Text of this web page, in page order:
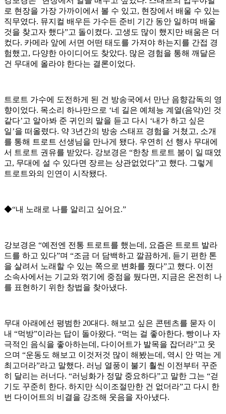
로 현장을 가장 가까이에서 볼 수 있고, 현장에서 배울 수 있는
직무였다. 뮤지컬 배우든 가수든 준비 기간 동안 일하며 배울
것을 찾고자 했다”고 돌이켰다. 고생도 많이 했지만 배움은 더
컸다. 카메라 앞에 서면 어떤 태도를 가져야 하는지를 간접 경
험했고, 다양한 아이디어도 찾았다. 많은 경험을 통해 깨달은
건 무대에 올라야 한다는 결론이었다.
트로트 가수에 도전하게 된 건 방송국에서 만난 음향감독의 영
향이었다. 목소리 하나만으로 ‘네 길은 예체능 계열(음악)인 것
같다’고 알아봐 준 귀인의 말을 듣고 다시 ‘내가 하고 싶은
일’을 떠올렸다. 약 3년간의 방송 스태프 경험을 거쳤고, 소개
를 통해 트로트 선생님을 만나게 됐다. 우연히 선 행사 무대에
서 트로트 권유를 받았다. 강보경은 “한창 트로트 붐이 일 때였
고, 무대에 설 수 있다면 장르는 상관없었다”고 했다. 그렇게
트로트와의 인연이 시작됐다.
◆“내 노래로 나를 알리고 싶어요.”
강보경은 “예전엔 전통 트로트를 했는데, 요즘은 트로트 발라
드를 하고 있다”며 “조금 더 담백하고 깔끔하게, 듣기 편한 톤
을 살려서 노래할 수 있는 쪽으로 변화를 줬다”고 했다. 이전
소속사에서는 기교와 꺾기에 중점을 뒀다면, 지금은 온전히 나
를 표현하기 위한 창법을 찾아냈다.
무대 아래에선 평범한 20대다. 해보고 싶은 콘텐츠를 묻자 이
내 “먹방”이라는 답이 돌아왔다. “먹는 걸 좋아한다. 빵이나 자
극적인 음식을 좋아하는데, 다이어트가 발목을 잡더라”고 웃
으며 “운동도 해보고 이것저것 많이 해봤는데, 역시 안 먹는 게
최고더라”라고 말했다. 러닝 열풍이 불기 훨씬 이전부터 꾸준
히 달리는 러너다. “러닝화가 정말 중요하다”고 말한 그는 “걷
기도 꾸준히 한다. 하지만 식이조절만한 건 없더라”고 다시 한
번 다이어트의 비결을 강조해 웃음을 자아냈다.